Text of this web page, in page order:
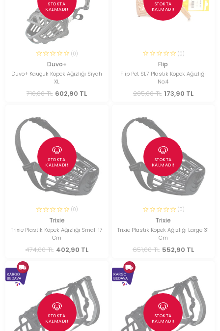
STOKTA
KALMADI!
(0)
Duvo+
Duvo+ Kauçuk Köpek Ağızlığı Siyah
XL
710,00 TL 602,90 TL
STOKTA
KALMADI!
(0)
Flip
Flip Pet SL7 Plastik Köpek Ağızlığı
No:4
205,00 TL 173,90 TL
STOKTA
KALMADI!
(0)
Trixie
Trixie Plastik Köpek Ağızlığı Small 17
Cm
474,00 TL 402,90 TL
STOKTA
KALMADI!
(0)
Trixie
Trixie Plastik Köpek Ağızlığı Large 31
Cm
651,00 TL 552,90 TL
STOKTA
KALMADI!
STOKTA
KALMADI!